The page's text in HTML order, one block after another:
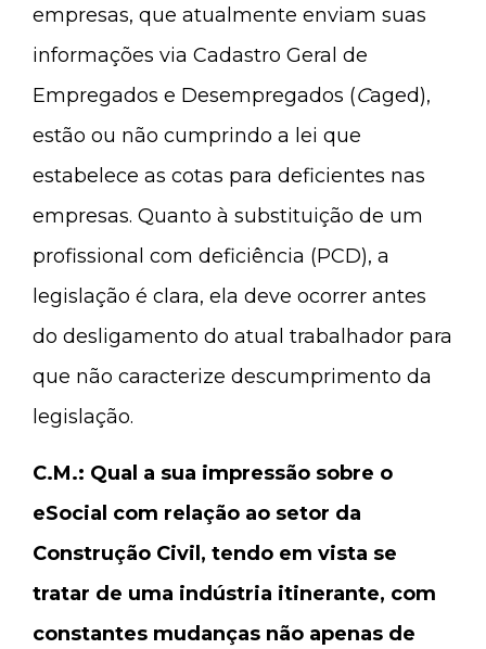
empresas, que atualmente enviam suas
informações via Cadastro Geral de
Empregados e Desempregados (Caged),
estão ou não cumprindo a lei que
estabelece as cotas para deficientes nas
empresas. Quanto à substituição de um
profissional com deficiência (PCD), a
legislação é clara, ela deve ocorrer antes
do desligamento do atual trabalhador para
que não caracterize descumprimento da
legislação.
C.M.: Qual a sua impressão sobre o
eSocial com relação ao setor da
Construção Civil, tendo em vista se
tratar de uma indústria itinerante, com
constantes mudanças não apenas de